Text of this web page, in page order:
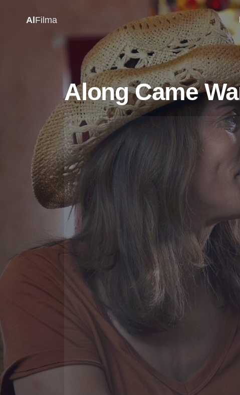
Al Filma
Along Came